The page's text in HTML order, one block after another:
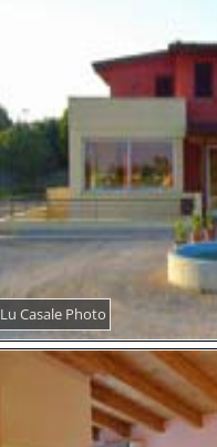
Lu Casale Photo